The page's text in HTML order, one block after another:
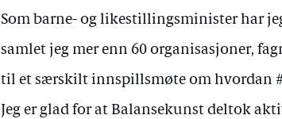
Som barne- og likestillingsminister har
samlet jeg mer enn 60 organisasjoner,
til et særskilt innspillsmøte om hvordan
Jeg er glad for at Balansekunst deltok